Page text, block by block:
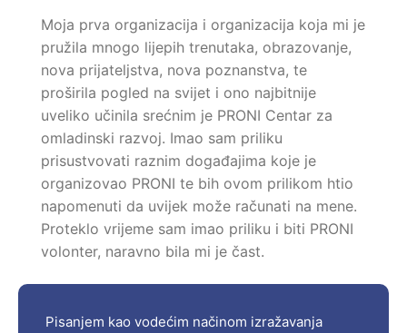
Moja prva organizacija i organizacija koja mi je
pružila mnogo lijepih trenutaka, obrazovanje,
nova prijateljstva, nova poznanstva, te
proširila pogled na svijet i ono najbitnije
uveliko učinila srećnim je PRONI Centar za
omladinski razvoj. Imao sam priliku
prisustvovati raznim događajima koje je
organizovao PRONI te bih ovom prilikom htio
napomenuti da uvijek može računati na mene.
Proteklo vrijeme sam imao priliku i biti PRONI
volonter, naravno bila mi je čast.
Madžid Herceglija
Pisanjem kao vodećim načinom izražavanja